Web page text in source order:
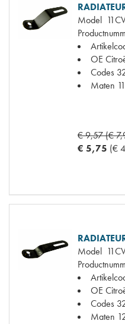
Model
OE
Codes
Maten
€ 9,57 (€
€ 5,75 (€
Model
OE
Codes
Maten